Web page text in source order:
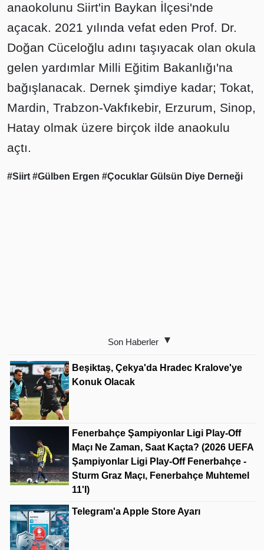
anaokolunu Siirt'in Baykan İlçesi'nde
açacak. 2021 yılında vefat eden Prof. Dr.
Doğan Cüceloğlu adını taşıyacak olan okula
gelen yardımlar Milli Eğitim Bakanlığı'na
bağışlanacak. Dernek şimdiye kadar; Tokat,
Mardin, Trabzon-Vakfıkebir, Erzurum, Sinop,
Hatay olmak üzere birçok ilde anaokulu
açtı.
#Siirt #Gülben Ergen #Çocuklar Gülsün Diye Derneği
Son Haberler
Beşiktaş, Çekya'da Hradec Kralove'ye
Konuk Olacak
Fenerbahçe Şampiyonlar Ligi Play-Off
Maçı Ne Zaman, Saat Kaçta? (2026 UEFA
Şampiyonlar Ligi Play-Off Fenerbahçe -
Sturm Graz Maçı, Fenerbahçe Muhtemel
11'i)
Telegram'a Apple Store Ayarı